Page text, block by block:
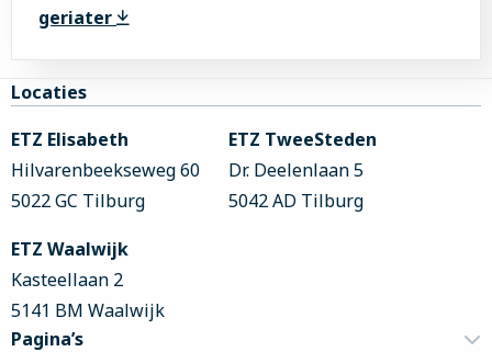
geriater
Site
footer
Locaties
ETZ Elisabeth
Hilvarenbeekseweg 60
5022 GC Tilburg
ETZ TweeSteden
Dr. Deelenlaan 5
5042 AD Tilburg
ETZ Waalwijk
Kasteellaan 2
5141 BM Waalwijk
Pagina’s